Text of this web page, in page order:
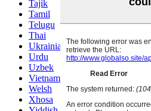
Tajik
Tamil
Telugu
Thai
Ukrainian
Urdu
Uzbek
Vietnamese
Welsh
Xhosa